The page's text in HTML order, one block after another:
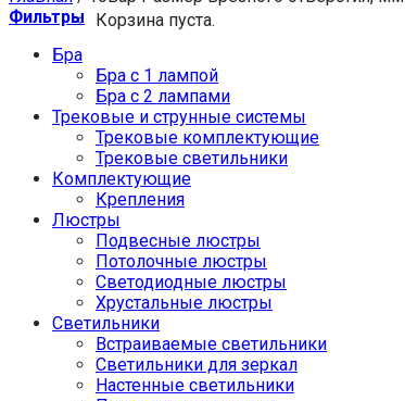
Корзина пуста.
Фильтры
Бра
Бра с 1 лампой
Бра с 2 лампами
Трековые и струнные системы
Трековые комплектующие
Трековые светильники
Комплектующие
Крепления
Люстры
Подвесные люстры
Потолочные люстры
Светодиодные люстры
Хрустальные люстры
Светильники
Встраиваемые светильники
Светильники для зеркал
Настенные светильники